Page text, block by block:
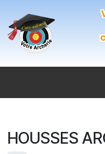
HOUSSES